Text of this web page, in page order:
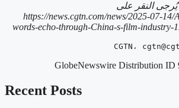
https://news.cgtn.com/news/2025-07-
words-echo-through-China-s-film-industry-
GlobeNewswire Distribution ID
Recent Posts